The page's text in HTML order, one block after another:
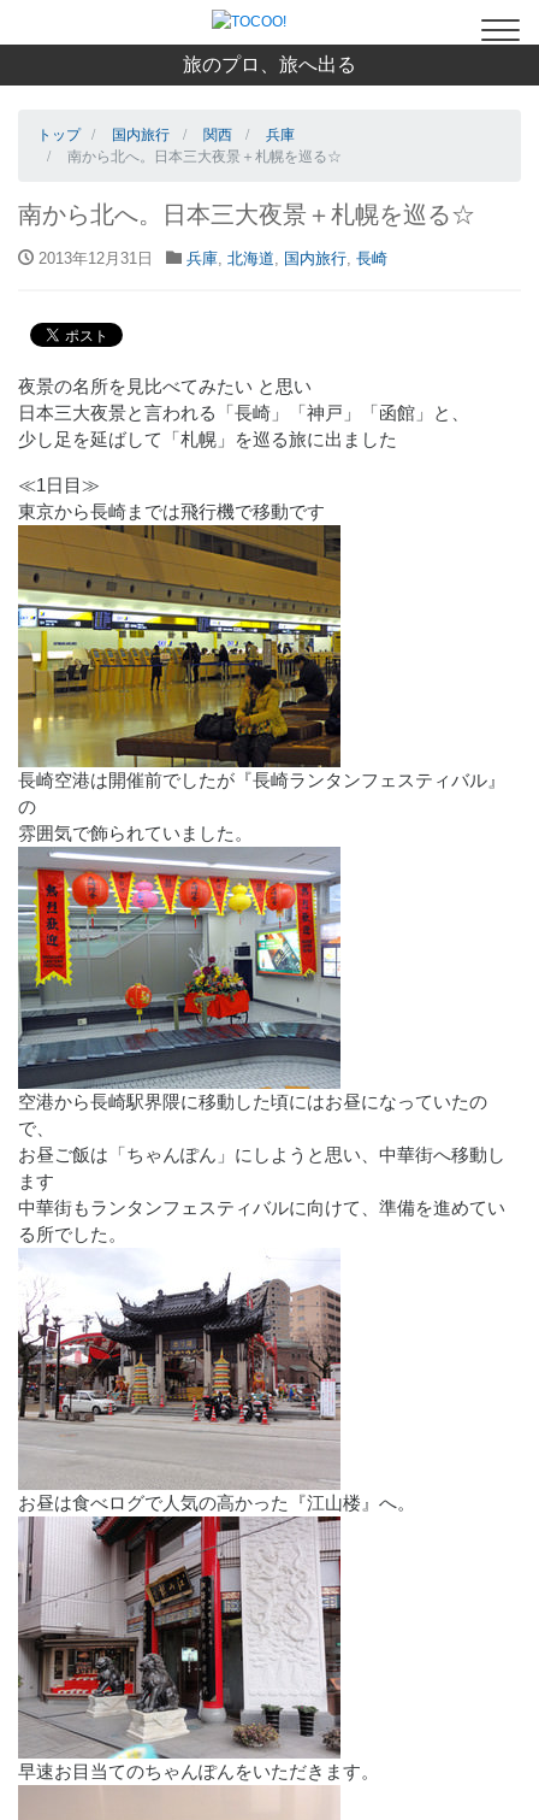
旅のプロ、旅へ出る
トップ 国内旅行 関西
兵庫
南から北へ。日本三大夜景＋札幌を巡る☆
南から北へ。日本三大夜景＋札幌を巡る☆
2013年12月31日 兵庫, 北海道, 国内旅行, 長崎
夜景の名所を見比べてみたい と思い
日本三大夜景と言われる「長崎」「神戸」「函館」と、
少し足を延ばして「札幌」を巡る旅に出ました
≪1日目≫
東京から長崎までは飛行機で移動です
長崎空港は開催前でしたが『長崎ランタンフェスティバル』
の
雰囲気で飾られていました。
空港から長崎駅界隈に移動した頃にはお昼になっていたの
で、
お昼ご飯は「ちゃんぽん」にしようと思い、中華街へ移動し
ます
中華街もランタンフェスティバルに向けて、準備を進めてい
る所でした。
お昼は食べログで人気の高かった『江山楼』へ。
早速お目当てのちゃんぽんをいただきます。